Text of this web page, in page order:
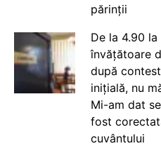
părinții
De la 4.90
învățătoare
după
inițială, nu
Mi-am dat
fost
cuvântului